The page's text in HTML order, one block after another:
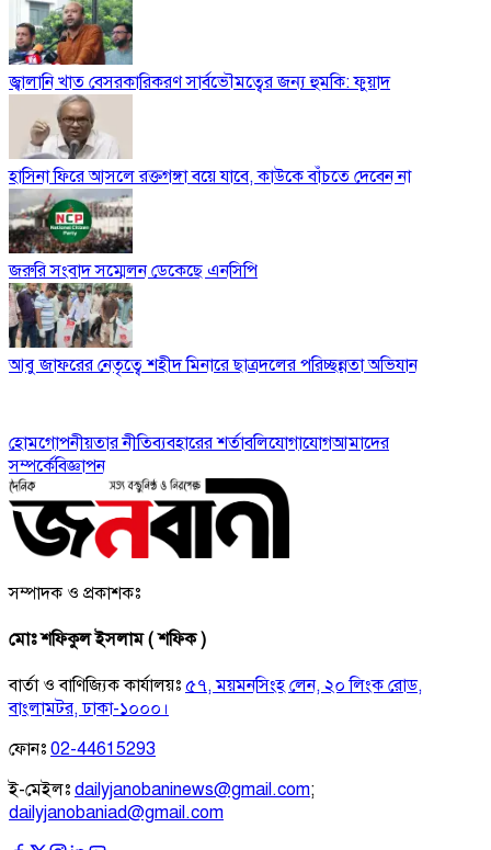
জ্বালানি খাত বেসরকারিকরণ সার্বভৌমত্বের জন্য হুমকি: ফুয়াদ
হাসিনা ফিরে আসলে রক্তগঙ্গা বয়ে যাবে, কাউকে বাঁচতে দেবেন না
জরুরি সংবাদ সম্মেলন ডেকেছে এনসিপি
আবু জাফরের নেতৃত্বে শহীদ মিনারে ছাত্রদলের পরিচ্ছন্নতা অভিযান
হোমগোপনীয়তার নীতিব্যবহারের শর্তাবলিযোগাযোগআমাদের
সম্পর্কেবিজ্ঞাপন
সম্পাদক ও প্রকাশকঃ
মোঃ শফিকুল ইসলাম ( শফিক )
বার্তা ও বাণিজ্যিক কার্যালয়ঃ ৫৭, ময়মনসিংহ লেন, ২০ লিংক রোড,
বাংলামটর, ঢাকা-১০০০।
ফোনঃ 02-44615293
ই-মেইলঃ dailyjanobaninews@gmail.com;
dailyjanobaniad@gmail.com